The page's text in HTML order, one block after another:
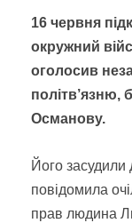
16 червня
окружний
оголосив
політв’язню,
Османову.
Його засудили
повідомила
прав людина